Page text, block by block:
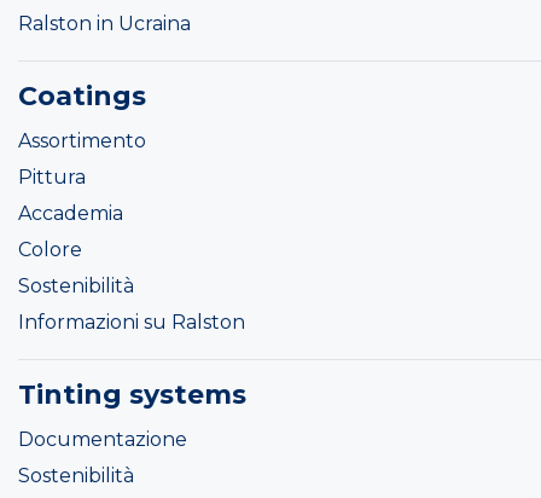
Ralston in Ucraina
Coatings
Assortimento
Pittura
Accademia
Colore
Sostenibilità
Informazioni su Ralston
Tinting systems
Documentazione
Sostenibilità